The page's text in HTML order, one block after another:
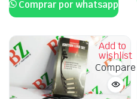
Comprar por whatsapp
Add to
wishlist
Compare